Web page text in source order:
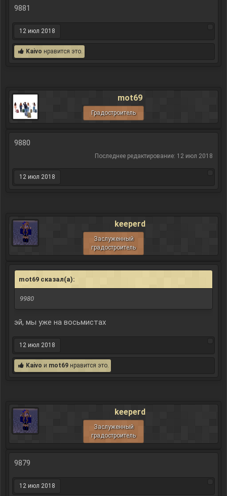
9881
12 июл 2018
Kaivo нравится это.
mot69
Градостроитель
9880
Последнее редактирование: 12 июл 2018
12 июл 2018
keeperd
Заслуженный
градостроитель
mot69 сказал(а):
9980
эй, мы уже на восьмистах
12 июл 2018
Kaivo и mot69 нравится это.
keeperd
Заслуженный
градостроитель
9879
12 июл 2018